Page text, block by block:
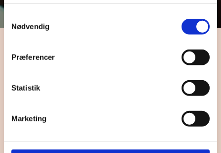
Nødvendig
Præferencer
Statistik
Marketing
forfatter